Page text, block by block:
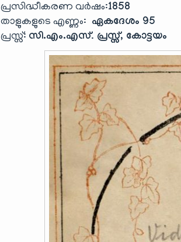
പ്രസിദ്ധീകരണ വർഷം:1858
താളുകളുടെ എണ്ണം: ഏകദേശം 95
പ്രസ്സ്: സി.എം.എസ്. പ്രസ്സ്, കോട്ടയം